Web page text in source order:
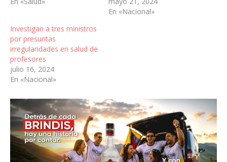
En «Nacional»
Investigan a tres ministros
por presuntas
irregularidades en salud de
profesores
julio 16, 2024
En «Nacional»